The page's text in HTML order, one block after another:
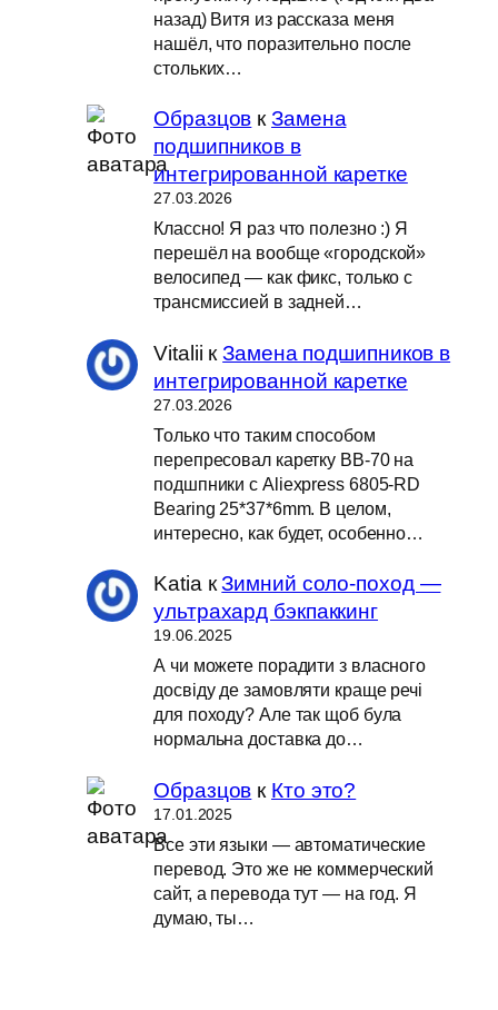
назад) Витя из рассказа меня
нашёл, что поразительно после
стольких…
Образцов кЗамена
подшипников в
интегрированной каретке
27.03.2026
Классно! Я раз что полезно :) Я
перешёл на вообще «городской»
велосипед — как фикс, только с
трансмиссией в задней…
Vitalii кЗамена подшипников в
интегрированной каретке
27.03.2026
Только что таким способом
перепресовал каретку BB-70 на
подшпники с Aliexpress 6805-RD
Bearing 25*37*6mm. В целом,
интересно, как будет, особенно…
KatiaкЗимний соло-поход —
ультрахард бэкпаккинг
19.06.2025
А чи можете порадити з власного
досвіду де замовляти краще речі
для походу? Але так щоб була
нормальна доставка до…
Образцов к Кто это?
17.01.2025
Все эти языки — автоматические
перевод. Это же не коммерческий
сайт, а перевода тут — на год. Я
думаю, ты…